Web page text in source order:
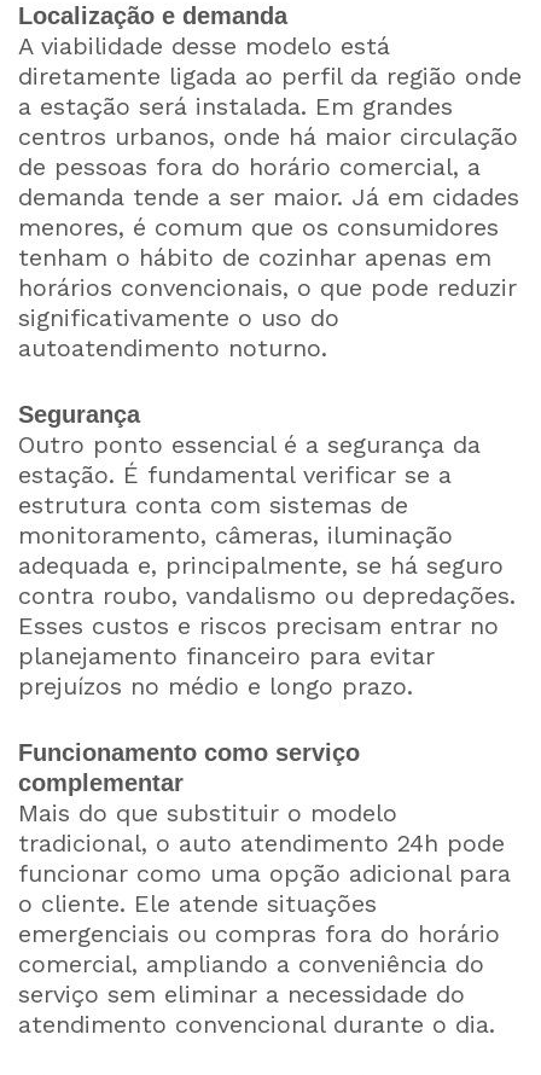
Localização e demanda
A viabilidade desse modelo está
diretamente ligada ao perfil da região onde
a estação será instalada. Em grandes
centros urbanos, onde há maior circulação
de pessoas fora do horário comercial, a
demanda tende a ser maior. Já em cidades
menores, é comum que os consumidores
tenham o hábito de cozinhar apenas em
horários convencionais, o que pode reduzir
significativamente o uso do
autoatendimento noturno.
Segurança
Outro ponto essencial é a segurança da
estação. É fundamental verificar se a
estrutura conta com sistemas de
monitoramento, câmeras, iluminação
adequada e, principalmente, se há seguro
contra roubo, vandalismo ou depredações.
Esses custos e riscos precisam entrar no
planejamento financeiro para evitar
prejuízos no médio e longo prazo.
Funcionamento como serviço
complementar
Mais do que substituir o modelo
tradicional, o auto atendimento 24h pode
funcionar como uma opção adicional para
o cliente. Ele atende situações
emergenciais ou compras fora do horário
comercial, ampliando a conveniência do
serviço sem eliminar a necessidade do
atendimento convencional durante o dia.